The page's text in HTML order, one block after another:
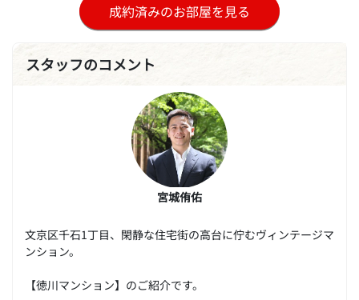
成約済みのお部屋を見る
スタッフのコメント
宮城侑佑
文京区千石1丁目、閑静な住宅街の高台に佇むヴィンテージマ
ンション。
【徳川マンション】のご紹介です。